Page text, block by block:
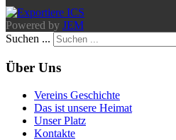
Powered by JEM
Suchen ...
Über Uns
Vereins Geschichte
Das ist unsere Heimat
Unser Platz
Kontakte